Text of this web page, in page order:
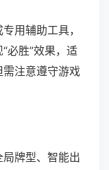
用辅助工具，
必胜”效果，适
注意遵守游戏
牌型、智能出